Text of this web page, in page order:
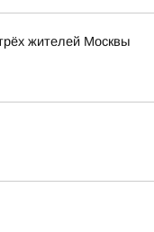
жителей Москвы